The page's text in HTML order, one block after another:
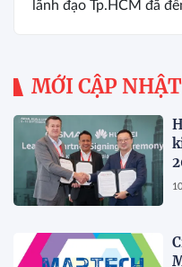
lãnh đạo Tp.HCM đã
MỚI CẬP NHẬT